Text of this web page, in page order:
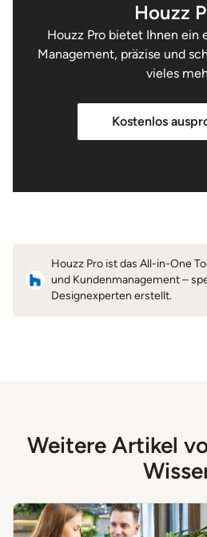
Houzz
Houzz Pro bietet Ihnen ein
Management, präzise und
vieles
Kostenlos
Houzz Pro ist das All-in-One
und Kundenmanagement –
Designexperten erstellt.
Weitere Artikel